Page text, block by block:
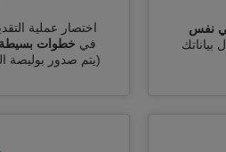
نفس
بياناتك
اختصار عملية
في خطوات
(يتم صدور بوليصة